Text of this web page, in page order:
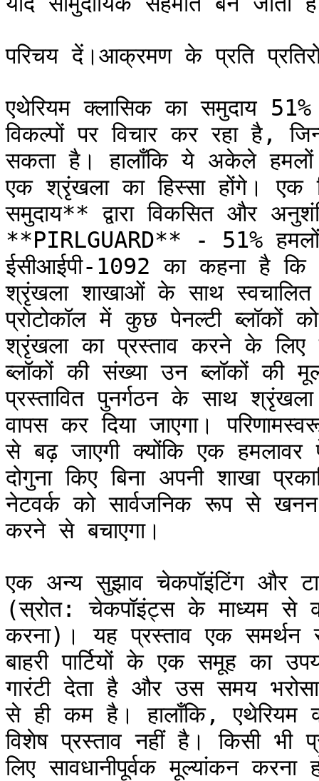
परिचय दें।आक्रमण के प्रति
एथेरियम क्लासिक का समुदाय
विकल्पों पर विचार कर रहा है,
सकता है। हालाँकि ये अकेले
एक श्रृंखला का हिस्सा होंगे।
समुदाय** द्वारा विकसित और
**PIRLGUARD** - 51%
ईसीआईपी-1092 का कहना है कि
श्रृंखला शाखाओं के साथ
प्रोटोकॉल में कुछ पेनल्टी ब्लॉकों
श्रृंखला का प्रस्ताव करने के लिए
ब्लॉकों की संख्या उन ब्लॉकों की
प्रस्तावित पुनर्गठन के साथ
वापस कर दिया जाएगा।
से बढ़ जाएगी क्योंकि एक
दोगुना किए बिना अपनी शाखा
नेटवर्क को सार्वजनिक रूप से
करने से बचाएगा।
एक अन्य सुझाव चेकपॉइंटिंग और
(स्रोत: चेकपॉइंट्स के माध्यम से
करना)। यह प्रस्ताव एक
बाहरी पार्टियों के एक समूह का
गारंटी देता है और उस समय
से ही कम है। हालाँकि, एथेरियम
विशेष प्रस्ताव नहीं है। किसी भी
लिए सावधानीपूर्वक मूल्यांकन करना